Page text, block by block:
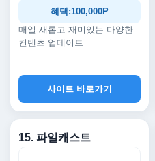
혜택:100,000P
매일 새롭고 재미있는 다양한
컨텐츠 업데이트
사이트 바로가기
15. 파일캐스트